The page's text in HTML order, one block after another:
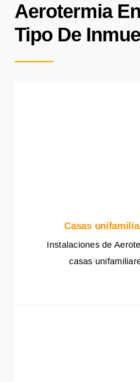
Aerotermia
Tipo De
Casas
Instalaciones de
casas